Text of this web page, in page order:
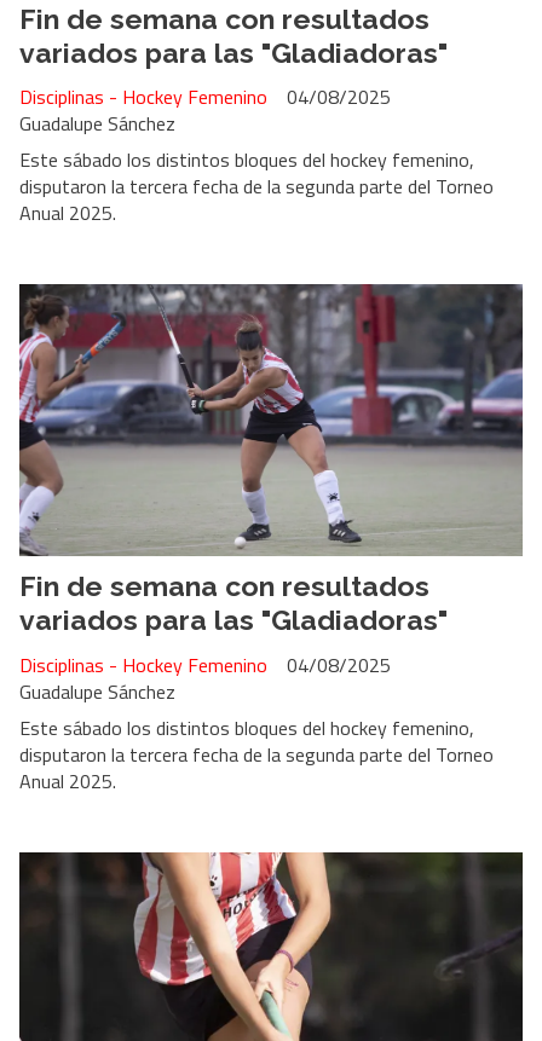
Fin de semana con resultados
variados para las "Gladiadoras"
Guadalupe Sánchez
Disciplinas - Hockey Femenino 04/08/2025
Este sábado los distintos bloques del hockey femenino,
disputaron la tercera fecha de la segunda parte del Torneo
Anual 2025.
Fin de semana con resultados
variados para las "Gladiadoras"
Guadalupe Sánchez
Disciplinas - Hockey Femenino 04/08/2025
Este sábado los distintos bloques del hockey femenino,
disputaron la tercera fecha de la segunda parte del Torneo
Anual 2025.